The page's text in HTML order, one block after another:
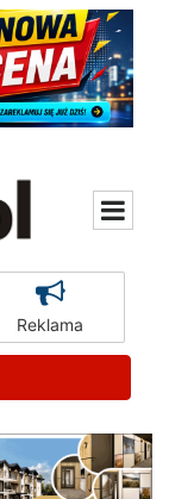
Reklama